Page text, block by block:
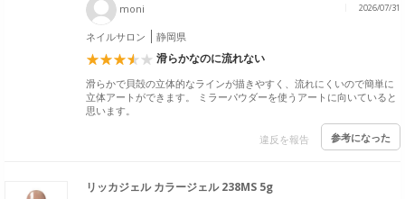
moni 2026/07/31
ネイルサロン 静岡県
滑らかなのに流れない
滑らかで貝殻の立体的なラインが描きやすく、流れにくいので簡単に
立体アートができます。 ミラーパウダーを使うアートに向いていると
思います。
違反を報告 参考になった
リッカジェル カラージェル 238MS 5g